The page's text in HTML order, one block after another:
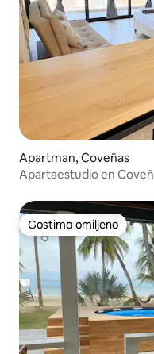
Apartman, Coveñas
Apartaestudio en
Gostima omiljeno
Gostima omiljeno